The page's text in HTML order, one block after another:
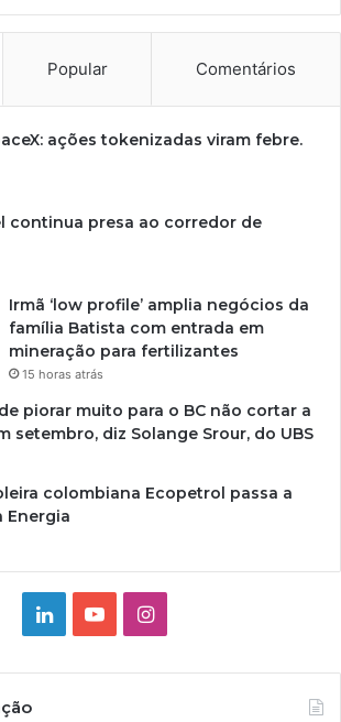
Popular Comentários
ações tokenizadas viram febre.
continua presa ao corredor de
Irmã ‘low profile’ amplia negócios da
família Batista com entrada em
mineração para fertilizantes
15 horas atrás
piorar muito para o BC não cortar a
setembro, diz Solange Srour, do UBS
colombiana Ecopetrol passa a
Energia
LinkedinYouTubeInstagram